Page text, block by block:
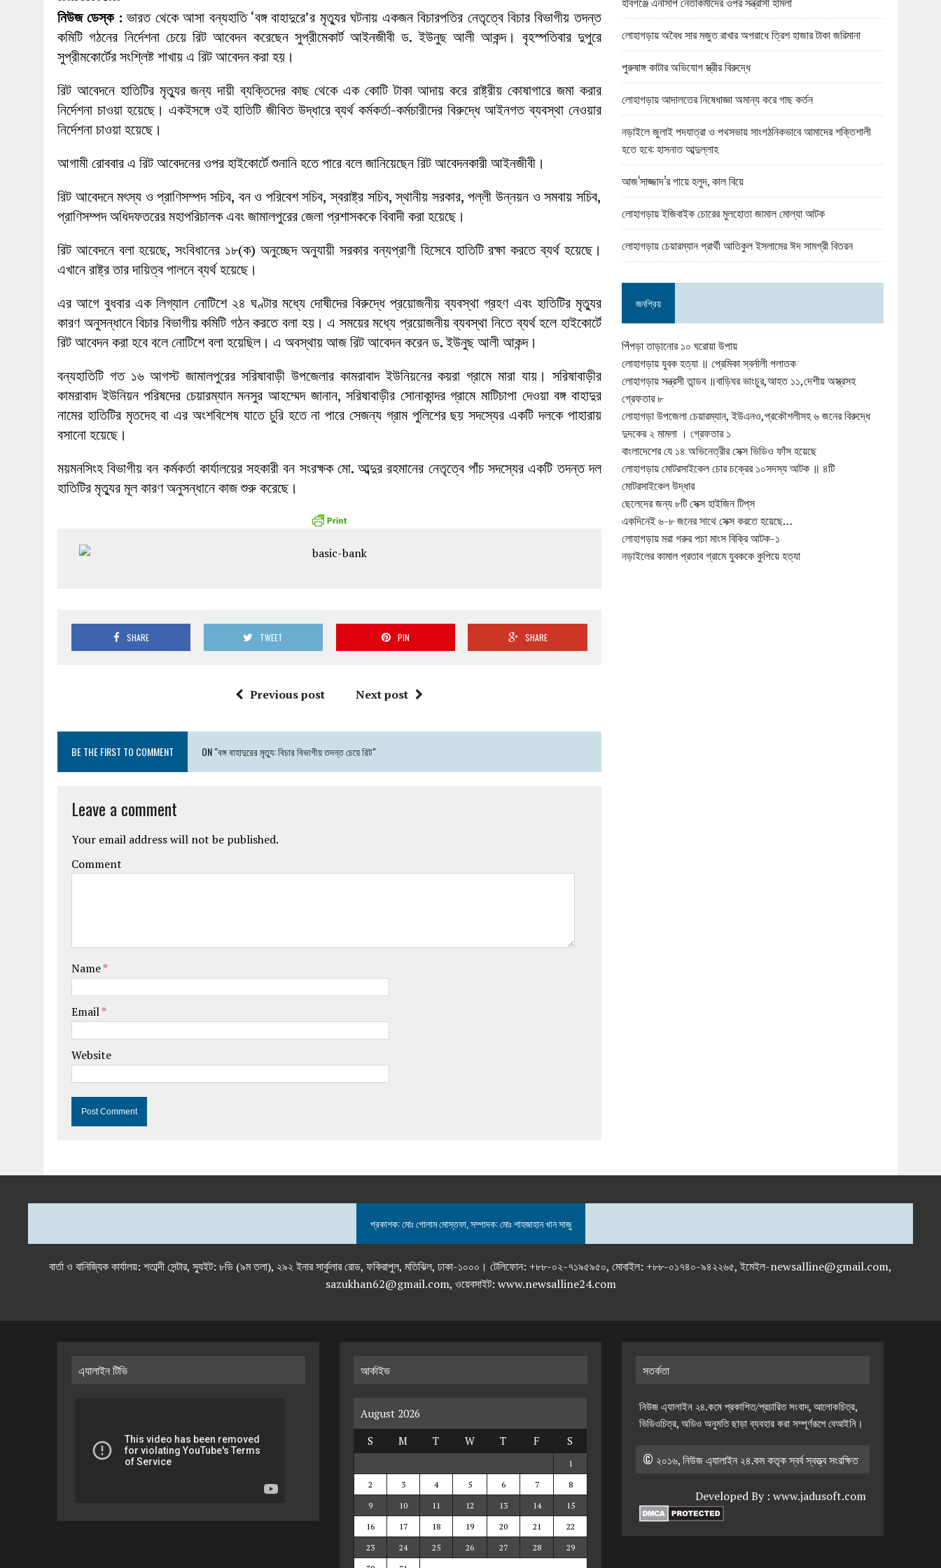
27 MAY 2026 | লোহাগড়ায় চেয়ারম্যান প্রার্থী আতিকুল ইসলামের ঈদ সামগ্রী বিতরন
1 AUGUST 2026 | লোহাগড়ায় জাল দলিলে নামজারি ॥ এসিল্যান্ড অফিসে ভয়াবহ দুর্নীতি
নিউজ ডেস্ক : ভারত থেকে আসা বন্যহাতি ‘বঙ্গ বাহাদুরে’র মৃত্যুর ঘটনায় একজন বিচারপতির নেতৃত্বে বিচার বিভাগীয় তদন্ত
কমিটি গঠনের নির্দেশনা চেয়ে রিট আবেদন করেছেন সুপ্রীমেকার্ট আইনজীবী ড. ইউনুছ আলী আকন্দ। বৃহস্পতিবার দুপুরে
সুপ্রীমকোর্টের সংশ্লিষ্ট শাখায় এ রিট আবেদন করা হয়।
রিট আবেদনে হাতিটির মৃত্যুর জন্য দায়ী ব্যক্তিদের কাছ থেকে এক কোটি টাকা আদায় করে রাষ্ট্রীয় কোষাগারে জমা করার
নির্দেশনা চাওয়া হয়েছে। একইসঙ্গে ওই হাতিটি জীবিত উদ্ধারে ব্যর্থ কর্মকর্তা-কর্মচারীদের বিরুদ্ধে আইনগত ব্যবস্থা নেওয়ার
নির্দেশনা চাওয়া হয়েছে।
আগামী রোববার এ রিট আবেদনের ওপর হাইকোর্টে শুনানি হতে পারে বলে জানিয়েছেন রিট আবেদনকারী আইনজীবী।
রিট আবেদনে মৎস্য ও প্রাণিসম্পদ সচিব, বন ও পরিবেশ সচিব, স্বরাষ্ট্র সচিব, স্থানীয় সরকার, পল্লী উন্নয়ন ও সমবায় সচিব,
প্রাণিসম্পদ অধিদফতরের মহাপরিচালক এবং জামালপুরের জেলা প্রশাসককে বিবাদী করা হয়েছে।
রিট আবেদনে বলা হয়েছে, সংবিধানের ১৮(ক) অনুচ্ছেদ অনুযায়ী সরকার বন্যপ্রাণী হিসেবে হাতিটি রক্ষা করতে ব্যর্থ হয়েছে।
এখানে রাষ্ট্র তার দায়িত্ব পালনে ব্যর্থ হয়েছে।
এর আগে বুধবার এক লিগ্যাল নোটিশে ২৪ ঘণ্টার মধ্যে দোষীদের বিরুদ্ধে প্রয়োজনীয় ব্যবস্থা গ্রহণ এবং হাতিটির মৃত্যুর
কারণ অনুসন্ধানে বিচার বিভাগীয় কমিটি গঠন করতে বলা হয়। এ সময়ের মধ্যে প্রয়োজনীয় ব্যবস্থা নিতে ব্যর্থ হলে হাইকোর্টে
রিট আবেদন করা হবে বলে নোটিশে বলা হয়েছিল। এ অবস্থায় আজ রিট আবেদন করেন ড. ইউনুছ আলী আকন্দ।
বন্যহাতিটি গত ১৬ আগস্ট জামালপুরের সরিষাবাড়ী উপজেলার কামরাবাদ ইউনিয়নের কয়রা গ্রামে মারা যায়। সরিষাবাড়ীর
কামরাবাদ ইউনিয়ন পরিষদের চেয়ারম্যান মনসুর আহম্মেদ জানান, সরিষাবাড়ীর সোনাকান্দর গ্রামে মাটিচাপা দেওয়া বঙ্গ বাহাদুর
নামের হাতিটির মৃতদেহ বা এর অংশবিশেষ যাতে চুরি হতে না পারে সেজন্য গ্রাম পুলিশের ছয় সদস্যের একটি দলকে পাহারায়
বসানো হয়েছে।
ময়মনসিংহ বিভাগীয় বন কর্মকর্তা কার্যালয়ের সহকারী বন সংরক্ষক মো. আব্দুর রহমানের নেতৃত্বে পাঁচ সদস্যের একটি তদন্ত দল
হাতিটির মৃত্যুর মূল কারণ অনুসন্ধানে কাজ শুরু করেছে।
SHARE TWEET PIN SHARE
Previous post Next post
BE THE FIRST TO COMMENT ON "বঙ্গ বাহাদুরের মৃত্যু: বিচার বিভাগীয় তদন্ত চেয়ে রিট"
Leave a comment
Your email address will not be published.
Comment
Name*
Email*
Website
লোহাগড়ায় অবৈধ সার মজুত রাখার অপরাধে ত্রিশ হাজার টাকা জরিমানা
পুরুষাঙ্গ কাটার অভিযোগ স্ত্রীর বিরুদ্ধে
লোহাগড়ায় আদালতের নিষেধাজ্ঞা অমান্য করে গাছ কর্তন
নড়াইলে জুলাই পদযাত্রা ও পথসভায় সাংগঠনিকভাবে আমাদের শক্তিশালী
হতে হবে: হাসনাত আব্দুল্লাহ
আজ‘সাজ্জাদ’র গায়ে হলুদ, কাল বিয়ে
লোহাগড়ায় ইজিবাইক চোরের মুলহোতা জামাল মোল্যা আটক
লোহাগড়ায় চেয়ারম্যান প্রার্থী আতিকুল ইসলামের ঈদ সামগ্রী বিতরন
জনপ্রিয়
পিঁপড়া তাড়ানোর ১০ ঘরোয়া উপায়
লোহাগড়ায় যুবক হত্যা ॥ প্রেমিকা স্বর্নালী পলাতক
লোহাগড়ায় সন্ত্রসী তান্ডব ॥বাড়িঘর ভাংচুর,আহত ১১,দেশীয় অস্ত্রসহ
গ্রেফতার ৮
লোহাগড়া উপজেলা চেয়ারম্যান, ইউএনও,প্রকৌশলীসহ ৬ জনের বিরুদ্ধে
দুদকের ২ মামলা । গ্রেফতার ১
বাংলাদেশের যে ১৪ অভিনেত্রীর সেক্স ভিডিও ফাঁস হয়েছে
লোহাগড়ায় মোটরসাইকেল চোর চক্রের ১০সদস্য আটক ॥ ৪টি
মোটরসাইকেল উদ্ধার
ছেলেদের জন্য ৮টি সেক্স হাইজিন টিপ্‌স
একদিনেই ৬-৮ জনের সাথে সেক্স করতে হয়েছে…
লোহাগড়ায় মরা গরুর পচা মাংস বিক্রি আটক-১
নড়াইলের কামাল প্রতাব গ্রামে যুবককে কুপিয়ে হত্যা
প্রকাশক: মোঃ গোলাম মোস্তফা, সম্পাদক: মোঃ শাহজাহান খান সাজু
বার্তা ও বানিজ্যিক কার্যালয়: শতাব্দী সেন্টার, স্যুইট: ৮ডি (৯ম তলা), ২৯২ ইনার সার্কুলার রোড, ফকিরাপুল, মতিঝিল, ঢাকা-১০০০। টেলিফোন: +৮৮-০২-৭১৯৫৯৫০, মোবাইল: +৮৮-০১৭৪০-৯৪২২৬৫, ইমেইল-newsalline@gmail.com,
sazukhan62@gmail.com, ওয়েবসাইট: www.newsalline24.com
এ্যালাইন টিভি আর্কাইভ
August 2026
S
M T W T F S
1
2
3 4 5 6 7
8
9
10 11 12 13 14
15
16
17 18 19 20 21
22
23
24 25 26 27 28
29
সতর্কতা
নিউজ এ্যালাইন ২৪.কমে প্রকাশিত/প্রচারিত সংবাদ, আলোকচিত্র,
ভিডিওচিত্র, অডিও অনুমতি ছাড়া ব্যবহার করা সম্পূর্ণরূপে বেআইনি।
© ২০১৬, নিউজ এ্যালাইন ২৪.কম কতৃক স্বর্ব স্বত্ত্ব সংরক্ষিত
Developed By : www.jadusoft.com